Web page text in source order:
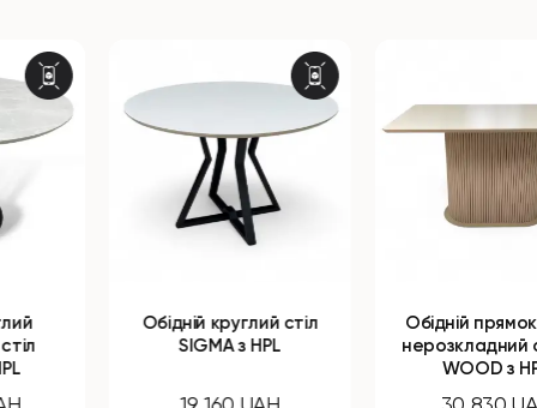
Обідній круглий стіл
SIGMA з HPL
Обідній прямокутний
нерозкладний стіл B-
WOOD з HPL